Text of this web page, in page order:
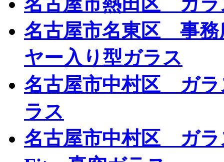
名古屋市名東区 事
ヤー入り型ガラス
名古屋市中村区 ガ
ラス
名古屋市中村区 ガ